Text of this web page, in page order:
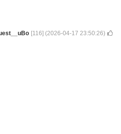
[116] (2026-04-17 23:50:26)